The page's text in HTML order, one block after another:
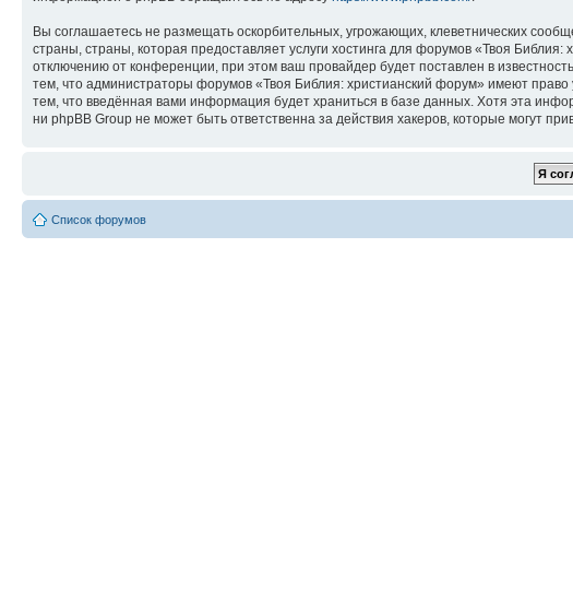
Вы соглашаетесь не размещать оскорбительных, угрожающих, клеветнических
страны, страны, которая предоставляет услуги хостинга для форумов «Твоя
отключению от конференции, при этом ваш провайдер будет поставлен в
тем, что администраторы форумов «Твоя Библия: христианский форум» имеют
тем, что введённая вами информация будет храниться в базе данных. Хотя эта
ни phpBB Group не может быть ответственна за действия хакеров, которые могут
Список форумов